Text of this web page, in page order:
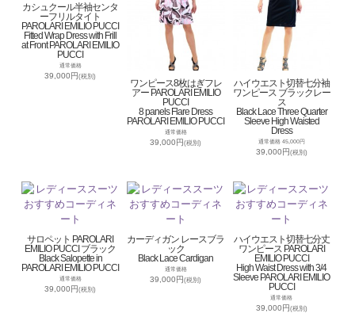
カシュクール半袖センタ
ーフリルタイト
PAROLARI EMILIO PUCCI
Fitted Wrap Dress with Frill
at Front PAROLARI EMILIO
PUCCI
通常価格
39,000円(税別)
ワンピース8枚はぎフレ
アー PAROLARI EMILIO
PUCCI
8 panels Flare Dress
PAROLARI EMILIO PUCCI
通常価格
39,000円(税別)
ハイウエスト切替七分袖
ワンピース ブラックレー
ス
Black Lace Three Quarter
Sleeve High Waisted
Dress
通常価格 45,000円
39,000円(税別)
サロペット PAROLARI
EMILIO PUCCI ブラック
Black Salopette in
PAROLARI EMILIO PUCCI
通常価格
39,000円(税別)
カーディガン レースブラ
ック
Black Lace Cardigan
通常価格
39,000円(税別)
ハイウエスト切替七分丈
ワンピース PAROLARI
EMILIO PUCCI
High Waist Dress with 3/4
Sleeve PAROLARI EMILIO
PUCCI
通常価格
39,000円(税別)